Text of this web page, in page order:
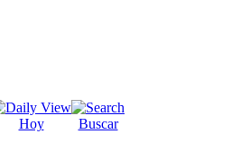
Hoy Buscar